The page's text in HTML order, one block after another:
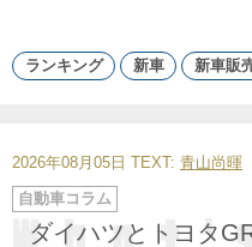
ランキング 新車 新車販
2026年08月05日 TEXT: 青山尚暉
ダイハツとトヨタ
カ
テ
自動車コラム